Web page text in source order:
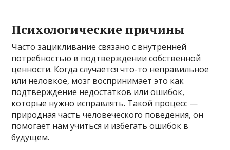
Психологические причины
Часто зацикливание связано с внутренней
потребностью в подтверждении собственной
ценности. Когда случается что-то неправильное
или неловкое, мозг воспринимает это как
подтверждение недостатков или ошибок,
которые нужно исправлять. Такой процесс —
природная часть человеческого поведения, он
помогает нам учиться и избегать ошибок в
будущем.